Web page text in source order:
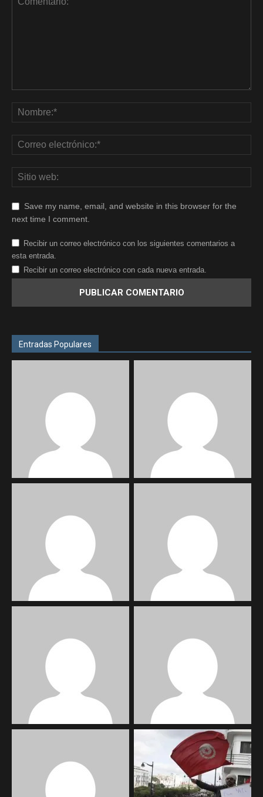
Save my name, email, and website in this browser for the
next time I comment.
Recibir un correo electrónico con los siguientes comentarios a
esta entrada.
Recibir un correo electrónico con cada nueva entrada.
Entradas Populares